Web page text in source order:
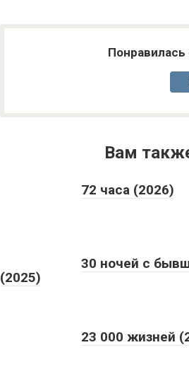
Вам
72 часа (2026)
30 ночей с
(2025)
23 000 жизней